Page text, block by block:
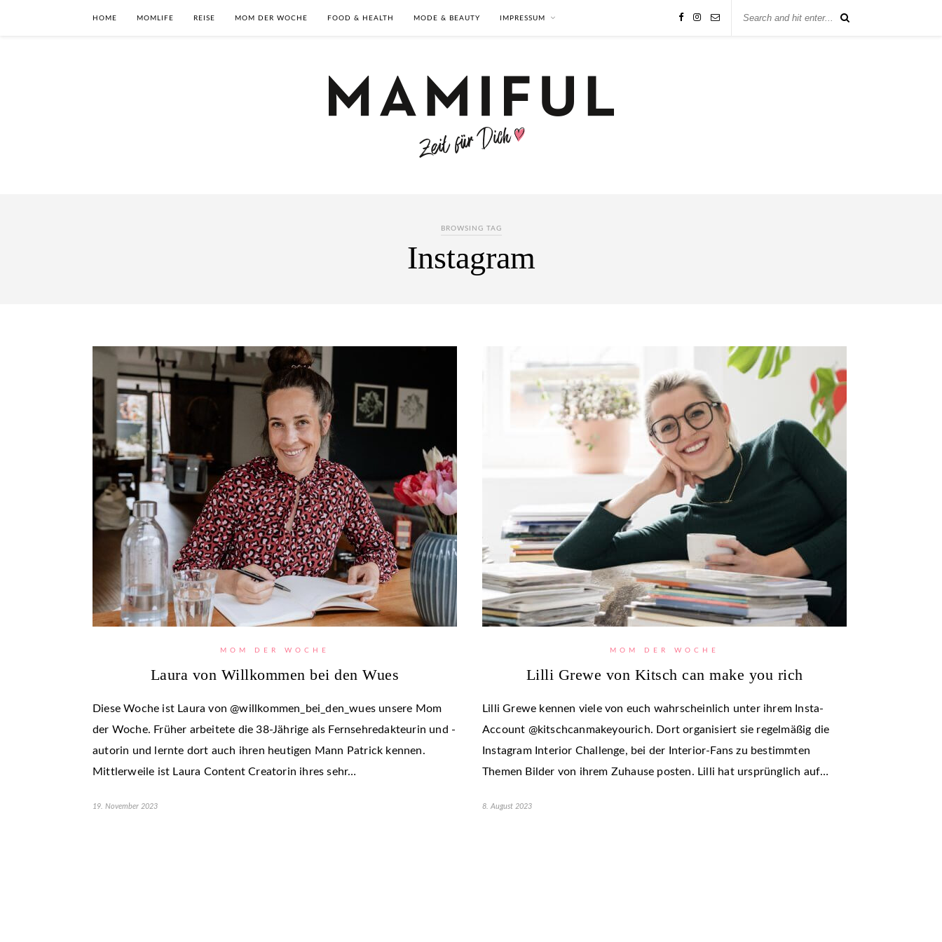
HOME MOMLIFE REISE MOM DER WOCHE FOOD & HEALTH MODE & BEAUTY IMPRESSUM
BROWSING TAG
Instagram
MOM DER WOCHE
Laura von Willkommen bei den Wues
Diese Woche ist Laura von @willkommen_bei_den_wues unsere Mom
der Woche. Früher arbeitete die 38-Jährige als Fernsehredakteurin und -
autorin und lernte dort auch ihren heutigen Mann Patrick kennen.
Mittlerweile ist Laura Content Creatorin ihres sehr…
19. November 2023
MOM DER WOCHE
Lilli Grewe von Kitsch can make you rich
Lilli Grewe kennen viele von euch wahrscheinlich unter ihrem Insta-
Account @kitschcanmakeyourich. Dort organisiert sie regelmäßig die
Instagram Interior Challenge, bei der Interior-Fans zu bestimmten
Themen Bilder von ihrem Zuhause posten. Lilli hat ursprünglich auf…
8. August 2023